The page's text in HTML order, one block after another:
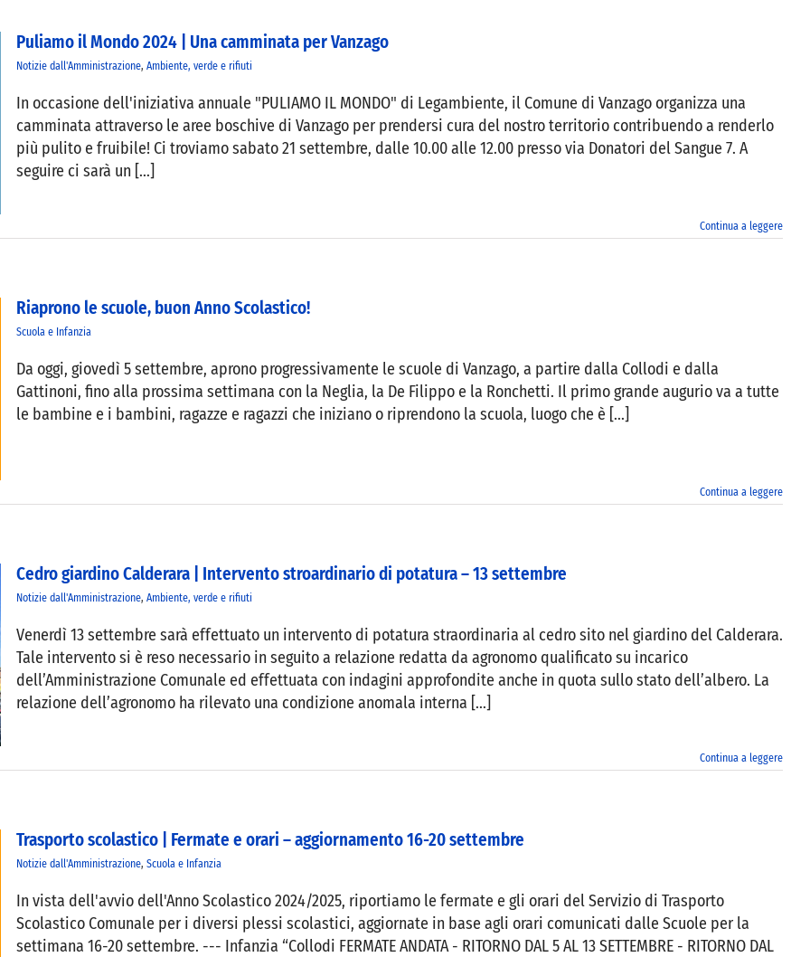
Puliamo il Mondo 2024 | Una camminata per Vanzago
Notizie dall'Amministrazione, Ambiente, verde e rifiuti
In occasione dell'iniziativa annuale "PULIAMO IL MONDO" di Legambiente, il Comune di Vanzago organizza una
camminata attraverso le aree boschive di Vanzago per prendersi cura del nostro territorio contribuendo a renderlo
più pulito e fruibile! Ci troviamo sabato 21 settembre, dalle 10.00 alle 12.00 presso via Donatori del Sangue 7. A
seguire ci sarà un [...]
Continua a leggere
Riaprono le scuole, buon Anno Scolastico!
Scuola e Infanzia
Da oggi, giovedì 5 settembre, aprono progressivamente le scuole di Vanzago, a partire dalla Collodi e dalla
Gattinoni, fino alla prossima settimana con la Neglia, la De Filippo e la Ronchetti. Il primo grande augurio va a tutte
le bambine e i bambini, ragazze e ragazzi che iniziano o riprendono la scuola, luogo che è [...]
Continua a leggere
Cedro giardino Calderara | Intervento stroardinario di potatura – 13 settembre
Notizie dall'Amministrazione, Ambiente, verde e rifiuti
Venerdì 13 settembre sarà effettuato un intervento di potatura straordinaria al cedro sito nel giardino del Calderara.
Tale intervento si è reso necessario in seguito a relazione redatta da agronomo qualificato su incarico
dell’Amministrazione Comunale ed effettuata con indagini approfondite anche in quota sullo stato dell’albero. La
relazione dell’agronomo ha rilevato una condizione anomala interna [...]
Continua a leggere
Trasporto scolastico | Fermate e orari – aggiornamento 16-20 settembre
Notizie dall'Amministrazione, Scuola e Infanzia
In vista dell'avvio dell'Anno Scolastico 2024/2025, riportiamo le fermate e gli orari del Servizio di Trasporto
Scolastico Comunale per i diversi plessi scolastici, aggiornate in base agli orari comunicati dalle Scuole per la
settimana 16-20 settembre. --- Infanzia “Collodi FERMATE ANDATA - RITORNO DAL 5 AL 13 SETTEMBRE - RITORNO DAL